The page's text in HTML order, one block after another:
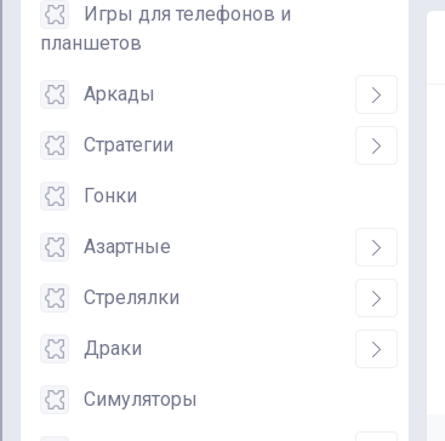
Игры для телефонов и
планшетов
Аркады
Стратегии
Гонки
Азартные
Стрелялки
Драки
Симуляторы